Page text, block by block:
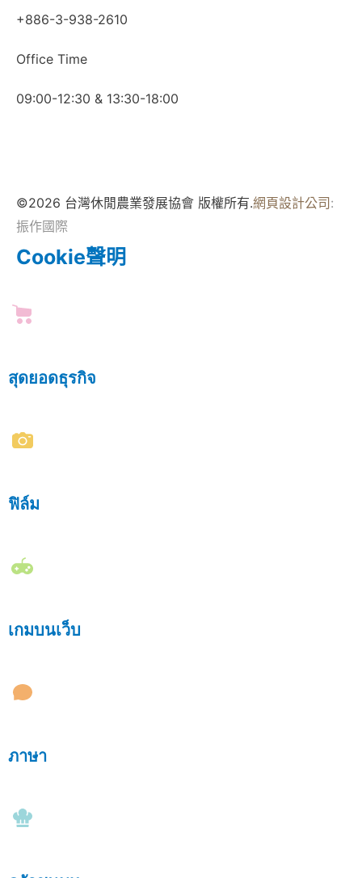
+886-3-938-2610
Office Time
09:00-12:30 & 13:30-18:00
©2026 台灣休閒農業發展協會 版權所有.網頁設計公司:
振作國際
Cookie聲明
สุดยอดธุรกิจ
ฟิล์ม
เกมบนเว็บ
ภาษา